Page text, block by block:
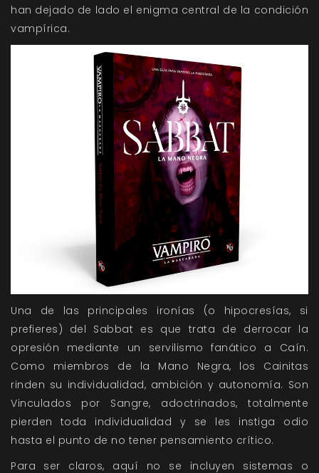
han dejado de lado el enigma central de la condición
vampírica.
Una de las principales ironías (o hipocresías, si
prefieres) del Sabbat es que trata de derrocar la
opresión mediante un servilismo fanático a Caín.
Como miembros de la Mano Negra, los Cainitas
rinden su individualidad, ambición y autonomía. Son
Vinculados por Sangre, adoctrinados, totalmente
pierden toda individualidad y se les instiga odio
hasta el punto de no tener pensamiento crítico.
Para ser claros, aquí no se incluyen sistemas o